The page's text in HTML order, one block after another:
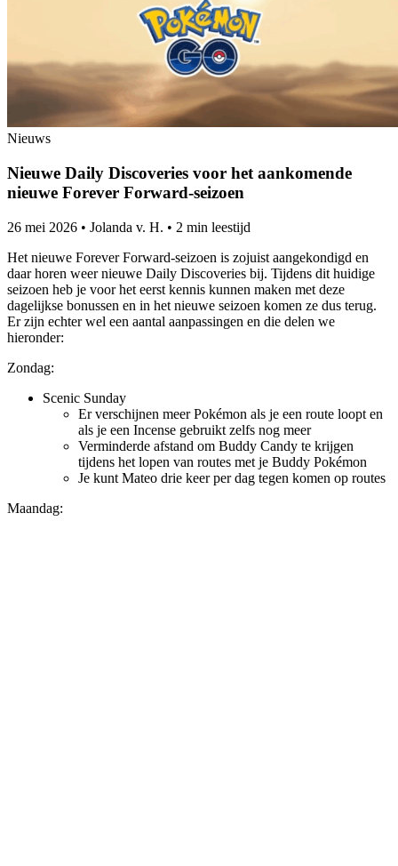
Nieuws
Nieuwe Daily Discoveries voor het aankomende
nieuwe Forever Forward-seizoen
26 mei 2026 • Jolanda v. H. • 2 min leestijd
Het nieuwe Forever Forward-seizoen is zojuist aangekondigd en
daar horen weer nieuwe Daily Discoveries bij. Tijdens dit huidige
seizoen heb je voor het eerst kennis kunnen maken met deze
dagelijkse bonussen en in het nieuwe seizoen komen ze dus terug.
Er zijn echter wel een aantal aanpassingen en die delen we
hieronder:
Zondag:
Scenic Sunday
Er verschijnen meer Pokémon als je een route loopt en
als je een Incense gebruikt zelfs nog meer
Verminderde afstand om Buddy Candy te krijgen
tijdens het lopen van routes met je Buddy Pokémon
Je kunt Mateo drie keer per dag tegen komen op routes
Maandag: